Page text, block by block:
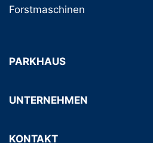
Forstmaschinen
PARKHAUS
UNTERNEHMEN
KONTAKT